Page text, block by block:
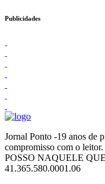
Publicidades
Jornal Ponto -19 anos de
compromisso com o
POSSO NAQUELE
41.365.580.0001.06